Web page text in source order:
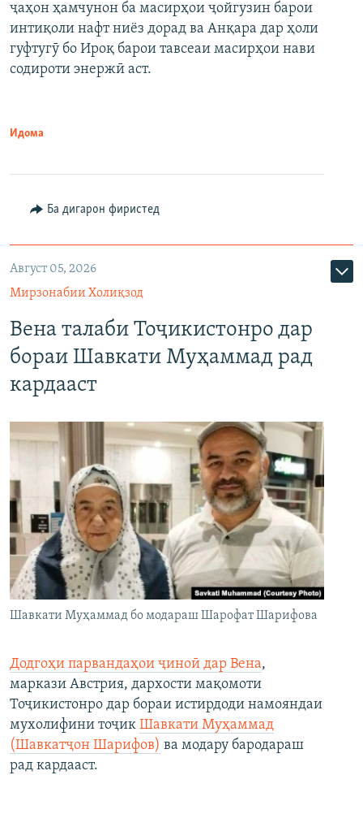
ҷаҳон ҳамчунон ба масирҳои ҷойгузин барои
интиқоли нафт ниёз дорад ва Анқара дар ҳоли
гуфтугӯ бо Ироқ барои тавсеаи масирҳои нави
содироти энержӣ аст.
Идома
Ба дигарон фиристед
Август 05, 2026
Мирзонабии Холиқзод
Вена талаби Тоҷикистонро дар
бораи Шавкати Муҳаммад рад
кардааст
Шавкати Муҳаммад бо модараш Шарофат Шарифова
Додгоҳи парвандаҳои ҷиноӣ дар Вена,
маркази Австрия, дархости мақомоти
Тоҷикистонро дар бораи истирдоди намояндаи
мухолифини тоҷик Шавкати Муҳаммад
(Шавкатҷон Шарифов) ва модару бародараш
рад кардааст.